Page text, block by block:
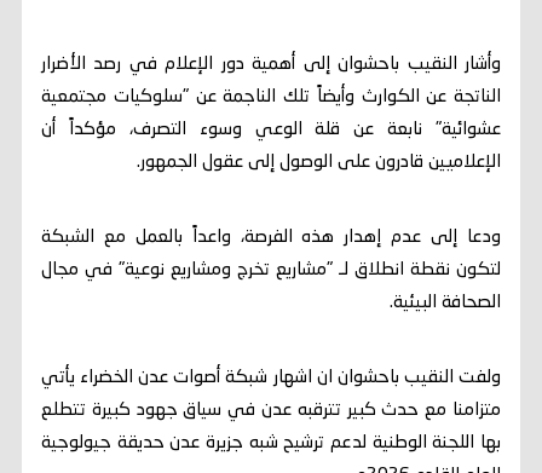
وأشار النقيب باحشوان إلى أهمية دور الإعلام في رصد الأضرار
الناتجة عن الكوارث وأيضاً تلك الناجمة عن "سلوكيات مجتمعية
عشوائية" نابعة عن قلة الوعي وسوء التصرف، مؤكداً أن
الإعلاميين قادرون على الوصول إلى عقول الجمهور.
ودعا إلى عدم إهدار هذه الفرصة، واعداً بالعمل مع الشبكة
لتكون نقطة انطلاق لـ "مشاريع تخرج ومشاريع نوعية" في مجال
الصحافة البيئية.
ولفت النقيب باحشوان ان اشهار شبكة أصوات عدن الخضراء يأتي
متزامنا مع حدث كبير تترقبه عدن في سياق جهود كبيرة تتطلع
بها اللجنة الوطنية لدعم ترشيح شبه جزيرة عدن حديقة جيولوجية